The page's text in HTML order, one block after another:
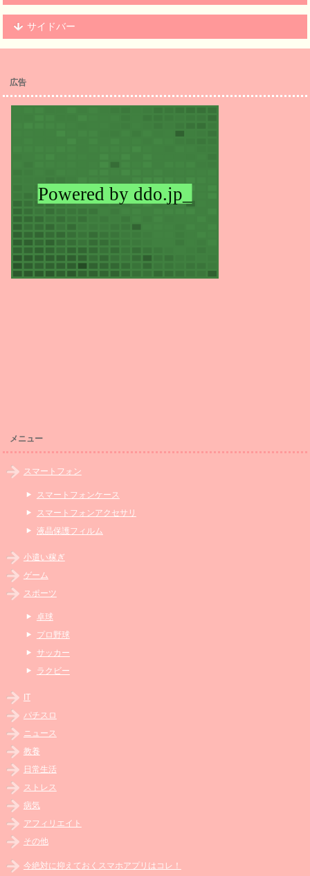
サイドバー
広告
メニュー
スマートフォン
スマートフォンケース
スマートフォンアクセサリ
液晶保護フィルム
小遣い稼ぎ
ゲーム
スポーツ
卓球
プロ野球
サッカー
ラクビー
IT
パチスロ
ニュース
教養
日常生活
ストレス
病気
アフィリエイト
その他
今絶対に抑えておくスマホアプリはコレ！